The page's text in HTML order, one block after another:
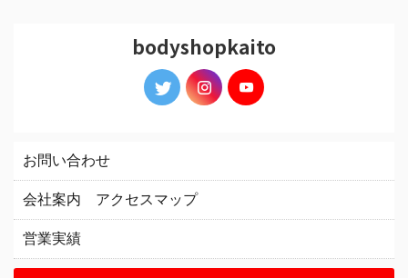
bodyshopkaito
お問い合わせ
会社案内 アクセスマップ
営業実績